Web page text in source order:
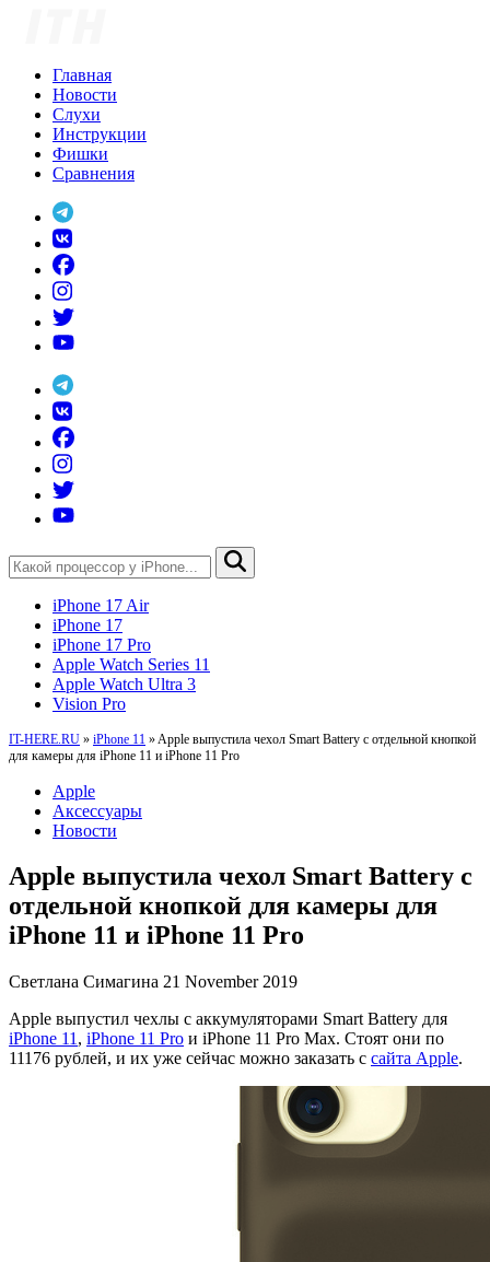
Главная
Новости
Слухи
Инструкции
Фишки
Сравнения
iPhone 17 Air
iPhone 17
iPhone 17 Pro
Apple Watch Series 11
Apple Watch Ultra 3
Vision Pro
IT-HERE.RU » iPhone 11 » Apple выпустила чехол Smart Battery с отдельной кнопкой
для камеры для iPhone 11 и iPhone 11 Pro
Apple
Аксессуары
Новости
Apple выпустила чехол Smart Battery с
отдельной кнопкой для камеры для
iPhone 11 и iPhone 11 Pro
Светлана Симагина 21 November 2019
Apple выпустил чехлы с аккумуляторами Smart Battery для
iPhone 11 , iPhone 11 Pro и iPhone 11 Pro Max. Стоят они по
11176 рублей, и их уже сейчас можно заказать с сайта Apple.